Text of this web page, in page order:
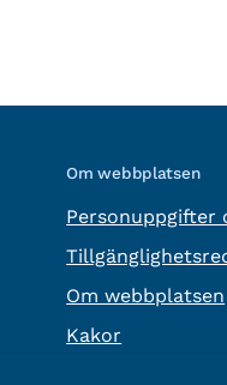
Om webbplatsen
Personuppgifter
Om webbplatsen
Kakor